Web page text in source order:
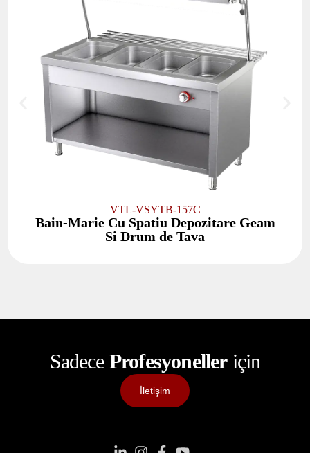
VTL-VSYTB-157C
Bain-Marie Cu Spatiu Depozitare Geam
Si Drum de Tava
Sadece Profesyonelleriçin
İletişim